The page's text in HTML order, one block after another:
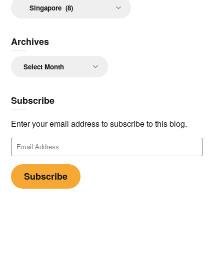
Archives
Subscribe
Enter your email address to subscribe to this blog.
Email
Address
Subscribe